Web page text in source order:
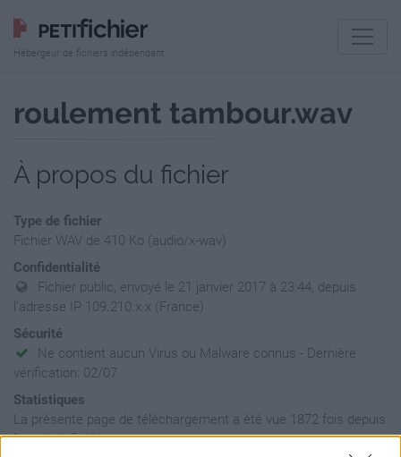
Hébergeur de fichiers indépendant
roulement tambour.wav
À propos du fichier
Type de fichier
Fichier WAV de 410 Ko (audio/x-wav)
Confidentialité
Fichier public, envoyé le 21 janvier 2017 à 23:44, depuis
l'adresse IP 109.210.x.x (France)
Sécurité
Ne contient aucun Virus ou Malware connus - Dernière
vérification: 02/07
Statistiques
La présente page de téléchargement a été vue 1872 fois depuis
l'envoi du fichier